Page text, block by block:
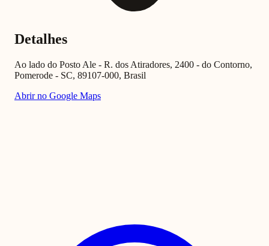
Detalhes
Ao lado do Posto Ale - R. dos Atiradores, 2400 - do Contorno,
Pomerode - SC, 89107-000, Brasil
Abrir no Google Maps